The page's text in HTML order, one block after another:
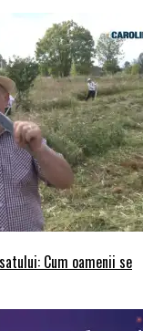
Cum oamenii se